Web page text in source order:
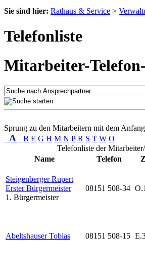
Sie sind hier: Rathaus & Service >
Telefonliste
Mitarbeiter-
Sprung zu den Mitarbeitern mit dem
A B E G H M N P R S T W O
Telefonliste der
Name
Telefon
Steigenberger Rupert
Erster Bürgermeister
1. Bürgermeister
08151 508-34
Abeltshauser Tobias 08151 508-15